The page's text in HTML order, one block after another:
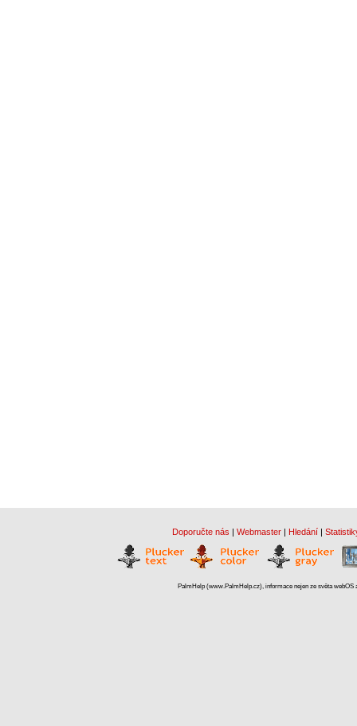
Doporučte nás | Webmaster | Hledání |
PalmHelp (www.PalmHelp.cz), informace nejen ze světa